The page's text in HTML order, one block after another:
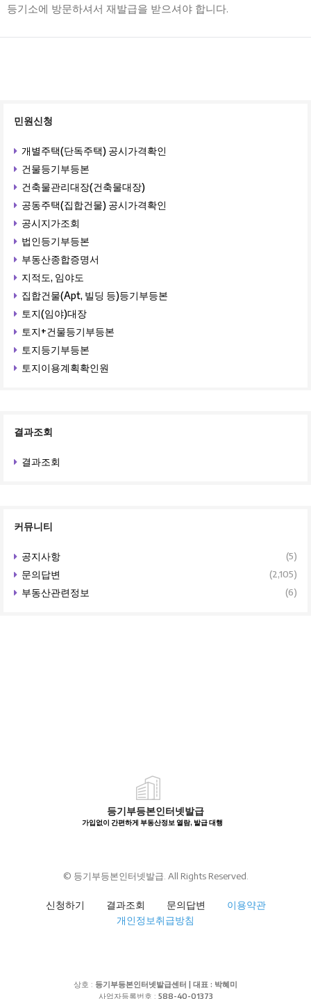
등기소에 방문하셔서 재발급을 받으셔야 합니다.
민원신청
개별주택(단독주택) 공시가격확인
건물등기부등본
건축물관리대장(건축물대장)
공동주택(집합건물) 공시가격확인
공시지가조회
법인등기부등본
부동산종합증명서
지적도, 임야도
집합건물(Apt, 빌딩 등)등기부등본
토지(임야)대장
토지+건물등기부등본
토지등기부등본
토지이용계획확인원
결과조회
결과조회
커뮤니티
공지사항 (5)
문의답변 (2,105)
부동산관련정보 (6)
등기부등본인터넷발급
가입없이 간편하게 부동산정보 열람, 발급 대행
© 등기부등본인터넷발급. All Rights Reserved.
신청하기 결과조회 문의답변
이용약관
개인정보취급방침
상호 : 등기부등본인터넷발급센터 | 대표 : 박혜미
사업자등록번호 : 588-40-01373